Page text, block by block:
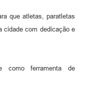
que atletas, paratletas
cidade com dedicação e
como ferramenta de